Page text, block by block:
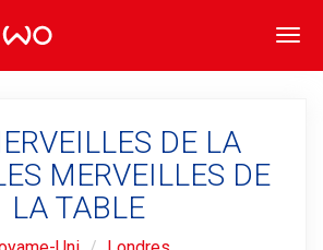
DE LA
MERVEILLES DE
LA TABLE